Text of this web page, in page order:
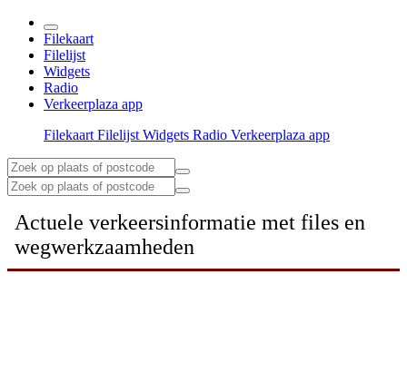
Filekaart
Filelijst
Widgets
Radio
Verkeerplaza app
Filekaart Filelijst Widgets Radio Verkeerplaza app
Actuele verkeersinformatie met files en
wegwerkzaamheden